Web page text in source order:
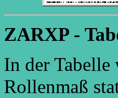
ZARXP -
In der
Rollenmaß